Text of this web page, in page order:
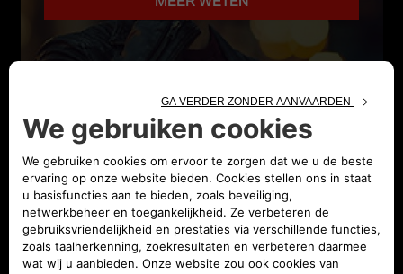
WAAROM KIEZEN VOOR
ABARTH OVERNAME?